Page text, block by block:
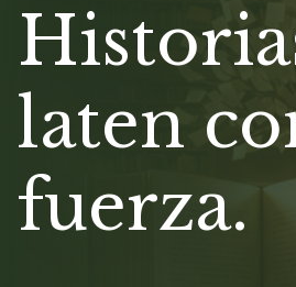
laten
fuerza.